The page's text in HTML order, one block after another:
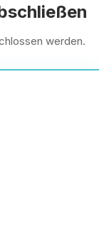
werden.